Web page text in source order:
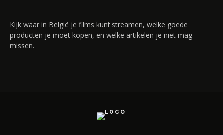
Kijk waar in België je films kunt streamen, welke goede
producten je moet kopen, en welke artikelen je niet mag
missen.